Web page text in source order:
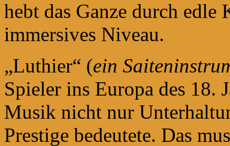
hebt das Ganze durch edle
immersives Niveau.
„Luthier“ (ein
Spieler ins Europa des 18.
Musik nicht nur
Prestige bedeutete. Das